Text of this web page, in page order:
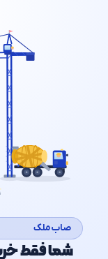
صاب‌ملک
شما فقط